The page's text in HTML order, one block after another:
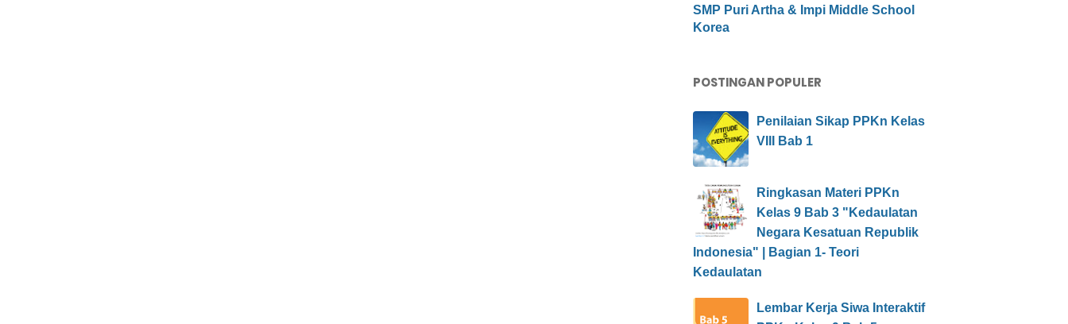
SMP Puri Artha & Impi Middle School
Korea
POSTINGAN POPULER
Penilaian Sikap PPKn Kelas
VIII Bab 1
Ringkasan Materi PPKn
Kelas 9 Bab 3 "Kedaulatan
Negara Kesatuan Republik
Indonesia" | Bagian 1- Teori
Kedaulatan
Lembar Kerja Siwa Interaktif